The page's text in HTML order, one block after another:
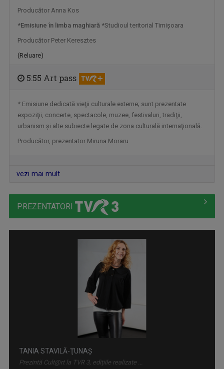
TABLETA DE SĂNĂTATE
LOCURI, OAMENI ȘI COMORI
Duminica, ora 11.30, bilunar
Producător Anna Kos
*Emisiune în limba maghiară *Studioul teritorial Timişoara
Producător Peter Keresztes
(Reluare)
5:55 Art pass
* Emisiune dedicată vieţii culturale externe; sunt prezentate
expoziţii, concerte, spectacole, muzee, festivaluri, tradiţii,
urbanism şi alte subiecte legate de zona culturală internaţională.
Producător, prezentator Miruna Moraru
vezi mai mult
PREZENTATORI
LAURA LUCESCU
Nu împlinise 20 de ani când a început să vadă ...